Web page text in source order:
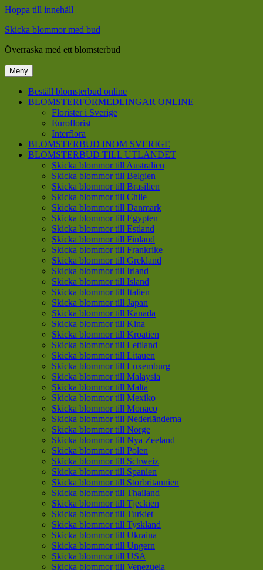
Hoppa till innehåll
Skicka blommor med bud
Överraska med ett blomsterbud
Meny
Beställ blomsterbud online
BLOMSTERFÖRMEDLINGAR ONLINE
Florister i Sverige
Euroflorist
Interflora
BLOMSTERBUD INOM SVERIGE
BLOMSTERBUD TILL UTLANDET
Skicka blommor till Australien
Skicka blommor till Belgien
Skicka blommor till Brasilien
Skicka blommor till Chile
Skicka blommor till Danmark
Skicka blommor till Egypten
Skicka blommor till Estland
Skicka blommor till Finland
Skicka blommor till Frankrike
Skicka blommor till Grekland
Skicka blommor till Irland
Skicka blommor till Island
Skicka blommor till Italien
Skicka blommor till Japan
Skicka blommor till Kanada
Skicka blommor till Kina
Skicka blommor till Kroatien
Skicka blommor till Lettland
Skicka blommor till Litauen
Skicka blommor till Luxemburg
Skicka blommor till Malaysia
Skicka blommor till Malta
Skicka blommor till Mexiko
Skicka blommor till Monaco
Skicka blommor till Nederländerna
Skicka blommor till Norge
Skicka blommor till Nya Zeeland
Skicka blommor till Polen
Skicka blommor till Schweiz
Skicka blommor till Spanien
Skicka blommor till Storbritannien
Skicka blommor till Thailand
Skicka blommor till Tjeckien
Skicka blommor till Turkiet
Skicka blommor till Tyskland
Skicka blommor till Ukraina
Skicka blommor till Ungern
Skicka blommor till USA
Skicka blommor till Venezuela